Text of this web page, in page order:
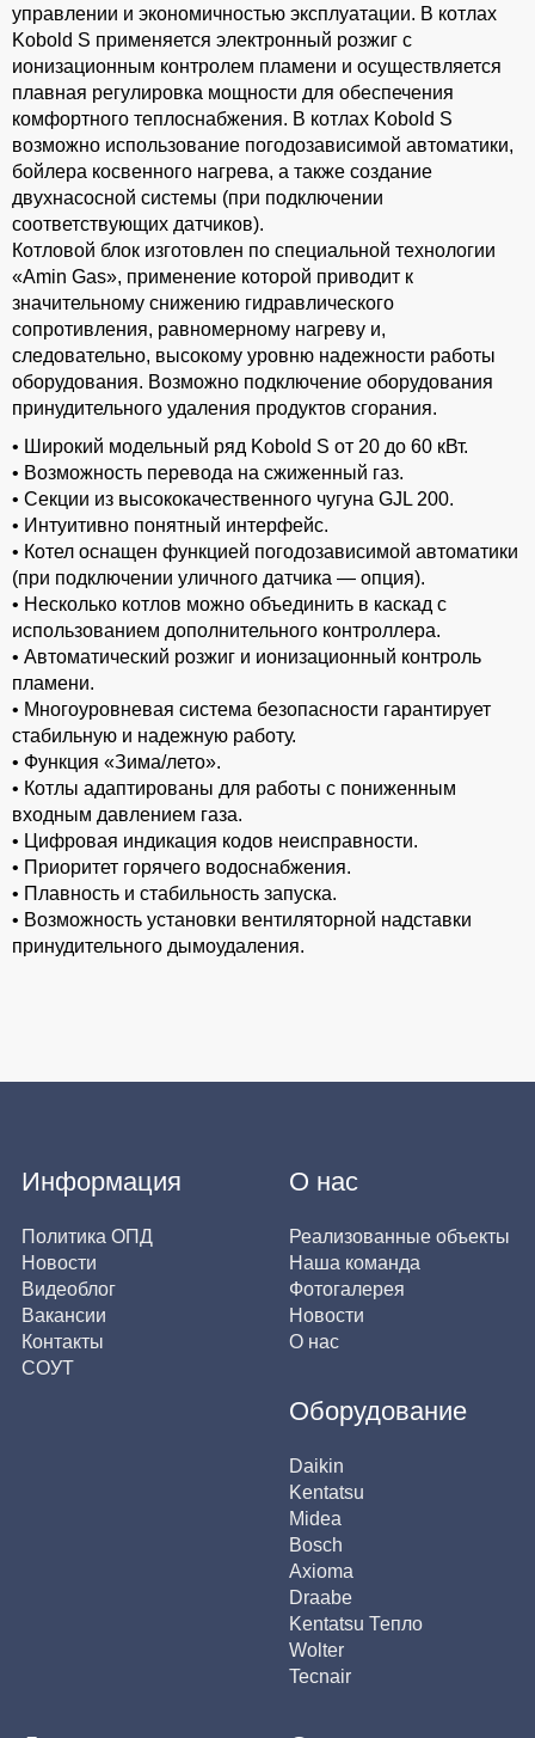
управлении и экономичностью эксплуатации. В котлах
Kobold S применяется электронный розжиг с
ионизационным контролем пламени и осуществляется
плавная регулировка мощности для обеспечения
комфортного теплоснабжения. В котлах Kobold S
возможно использование погодозависимой автоматики,
бойлера косвенного нагрева, а также создание
двухнасосной системы (при подключении
соответствующих датчиков).
Котловой блок изготовлен по специальной технологии
«Amin Gas», применение которой приводит к
значительному снижению гидравлического
сопротивления, равномерному нагреву и,
следовательно, высокому уровню надежности работы
оборудования. Возможно подключение оборудования
принудительного удаления продуктов сгорания.
• Широкий модельный ряд Kobold S от 20 до 60 кВт.
• Возможность перевода на сжиженный газ.
• Секции из высококачественного чугуна GJL 200.
• Интуитивно понятный интерфейс.
• Котел оснащен функцией погодозависимой автоматики
(при подключении уличного датчика — опция).
• Несколько котлов можно объединить в каскад с
использованием дополнительного контроллера.
• Автоматический розжиг и ионизационный контроль
пламени.
• Многоуровневая система безопасности гарантирует
стабильную и надежную работу.
• Функция «Зима/лето».
• Котлы адаптированы для работы c пониженным
входным давлением газа.
• Цифровая индикация кодов неисправности.
• Приоритет горячего водоснабжения.
• Плавность и стабильность запуска.
• Возможность установки вентиляторной надставки
принудительного дымоудаления.
Информация
Политика ОПД
Новости
Видеоблог
Вакансии
Контакты
СОУТ
О нас
Реализованные объекты
Наша команда
Фотогалерея
Новости
О нас
Оборудование
Daikin
Kentatsu
Midea
Bosch
Axioma
Draabe
Kentatsu Тепло
Wolter
Tecnair